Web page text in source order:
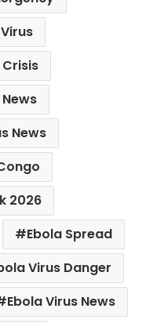
News
2026
Ebola Spread
Virus Danger
Ebola Virus News